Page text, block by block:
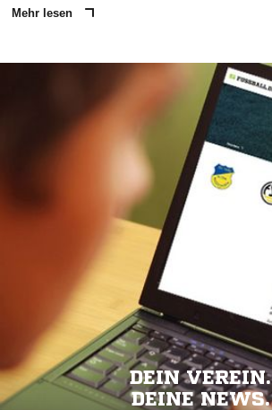
Mehr lesen
DEIN VEREIN.
DEINE NEWS.